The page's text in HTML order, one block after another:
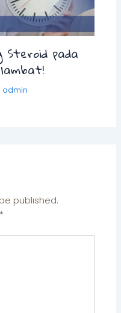
Steroid pada
admin
published.
*